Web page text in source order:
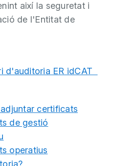
així la seguretat i
de l'Entitat de
d'auditoria ER idCAT
certificats
de gestió
operatius